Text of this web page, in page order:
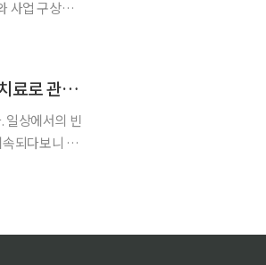
[투데이 건강노트] 목디스크 유발하는 ‘거북목·일자목’ 추나치료로 관리해야
일상에서의 빈
되다보니 일